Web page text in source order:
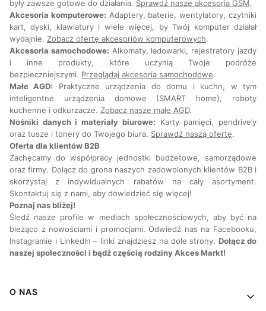
były zawsze gotowe do działania. Sprawdź nasze akcesoria GSM.
Akcesoria komputerowe: Adaptery, baterie, wentylatory, czytniki
kart, dyski, klawiatury i wiele więcej, by Twój komputer działał
wydajnie. Zobacz ofertę akcesoriów komputerowych.
Akcesoria samochodowe: Alkomaty, ładowarki, rejestratory jazdy
i inne produkty, które uczynią Twoje podróże
bezpieczniejszymi. Przeglądaj akcesoria samochodowe.
Małe AGD: Praktyczne urządzenia do domu i kuchn, w tym
inteligentne urządzenia domowe (SMART home), roboty
kuchenne i odkurzacze. Zobacz nasze małe AGD.
Nośniki danych i materiały biurowe: Karty pamięci, pendrive’y
oraz tusze i tonery do Twojego biura. Sprawdź naszą ofertę.
Oferta dla klientów B2B
Zachęcamy do współpracy jednostki budżetowe, samorządowe
oraz firmy. Dołącz do grona naszych zadowolonych klientów B2B i
skorzystaj z indywidualnych rabatów na cały asortyment.
Skontaktuj się z nami, aby dowiedzieć się więcej!
Poznaj nas bliżej!
Śledź nasze profile w mediach społecznościowych, aby być na
bieżąco z nowościami i promocjami. Odwiedź nas na Facebooku,
Instagramie i LinkedIn – linki znajdziesz na dole strony.Dołącz do
naszej społeczności i bądź częścią rodziny Akces Markt!
Linki w stopce
O NAS